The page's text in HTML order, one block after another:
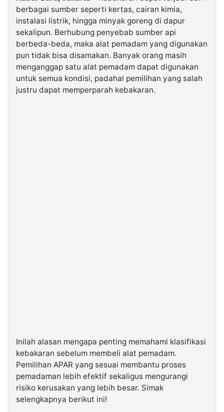
Kabarbaru.co
2026
Kabarbaru
Holding
berbagai sumber seperti kertas, cairan kimia,
instalasi listrik, hingga minyak goreng di dapur
sekalipun. Berhubung penyebab sumber api
berbeda-beda, maka alat pemadam yang digunakan
pun tidak bisa disamakan. Banyak orang masih
menganggap satu alat pemadam dapat digunakan
untuk semua kondisi, padahal pemilihan yang salah
justru dapat memperparah kebakaran.
Inilah alasan mengapa penting memahami klasifikasi
kebakaran sebelum membeli alat pemadam.
Pemilihan APAR yang sesuai membantu proses
pemadaman lebih efektif sekaligus mengurangi
risiko kerusakan yang lebih besar. Simak
selengkapnya berikut ini!